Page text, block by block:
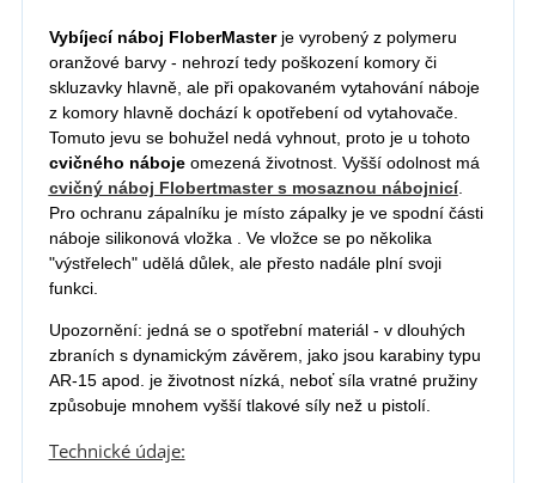
Vybíjecí náboj FloberMasterje vyrobený z polymeru
oranžové barvy - nehrozí tedy poškození komory či
skluzavky hlavně, ale při opakovaném vytahování náboje
z komory hlavně dochází k opotřebení od vytahovače.
Tomuto jevu se bohužel nedá vyhnout, proto je u tohoto
cvičného nábojeomezená životnost. Vyšší odolnost má
cvičný náboj Flobertmaster s mosaznou nábojnicí.
Pro ochranu zápalníku je místo zápalky je ve spodní části
náboje silikonová vložka . Ve vložce se po několika
"výstřelech" udělá důlek, ale přesto nadále plní svoji
funkci.
Upozornění: jedná se o spotřební materiál - v dlouhých
zbraních s dynamickým závěrem, jako jsou karabiny typu
AR-15 apod. je životnost nízká, neboť síla vratné pružiny
způsobuje mnohem vyšší tlakové síly než u pistolí.
Technické údaje: